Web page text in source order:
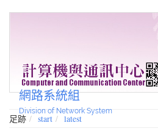
網路系統組
Division of Network System
足跡 start latest